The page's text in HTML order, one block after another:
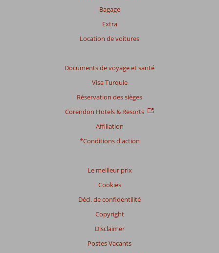
Bagage
Extra
Location de voitures
Documents de voyage et santé
Visa Turquie
Réservation des sièges
Corendon Hotels & Resorts
Affiliation
*Conditions d'action
Le meilleur prix
Cookies
Décl. de confidentilité
Copyright
Disclaimer
Postes Vacants